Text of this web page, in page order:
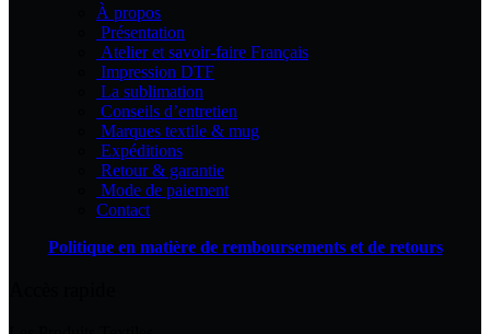
produit
À propos
Présentation
Atelier et savoir-faire Français
Impression DTF
La sublimation
Conseils d’entretien
Marques textile & mug
Expéditions
Retour & garantie
Mode de paiement
Contact
Politique en matière de remboursements et de retours